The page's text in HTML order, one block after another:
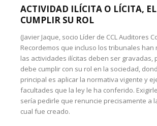
ACTIVIDAD ILÍCITA O LÍCITA,
CUMPLIR SU ROL
(Javier Jaque, socio Líder de CCL Auditores
Recordemos que incluso los tribunales han
las actividades ilícitas deben ser gravadas,
debe cumplir con su rol en la sociedad,
principal es aplicar la normativa vigente y
facultades que la ley le ha conferido.
sería pedirle que renuncie precisamente a
cual fue creado.